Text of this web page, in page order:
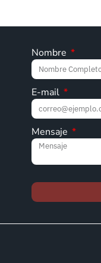
Nombre
E-mail
Mensaje